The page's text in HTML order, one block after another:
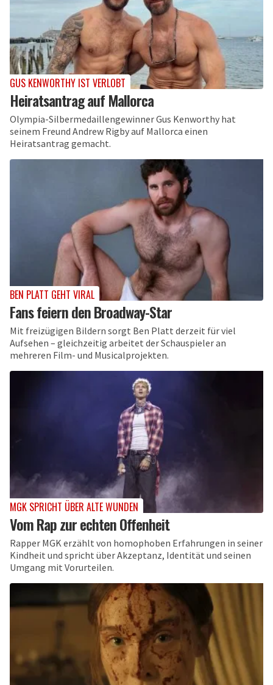
GUS KENWORTHY IST VERLOBT
Heiratsantrag auf Mallorca
Olympia-Silbermedaillengewinner Gus Kenworthy hat
seinem Freund Andrew Rigby auf Mallorca einen
Heiratsantrag gemacht.
BEN PLATT GEHT VIRAL
Fans feiern den Broadway-Star
Mit freizügigen Bildern sorgt Ben Platt derzeit für viel
Aufsehen – gleichzeitig arbeitet der Schauspieler an
mehreren Film- und Musicalprojekten.
MGK SPRICHT ÜBER ALTE WUNDEN
Vom Rap zur echten Offenheit
Rapper MGK erzählt von homophoben Erfahrungen in seiner
Kindheit und spricht über Akzeptanz, Identität und seinen
Umgang mit Vorurteilen.